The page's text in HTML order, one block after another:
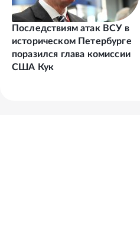
Последствиям атак ВСУ в
историческом Петербурге
поразился глава комиссии
США Кук